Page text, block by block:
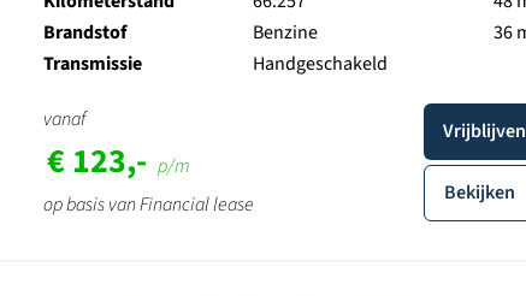
Brandstof
Benzine
Transmissie
Handgeschakeld
36
vanaf
€ 123,- p/m
op basis van Financial lease
Bekijken